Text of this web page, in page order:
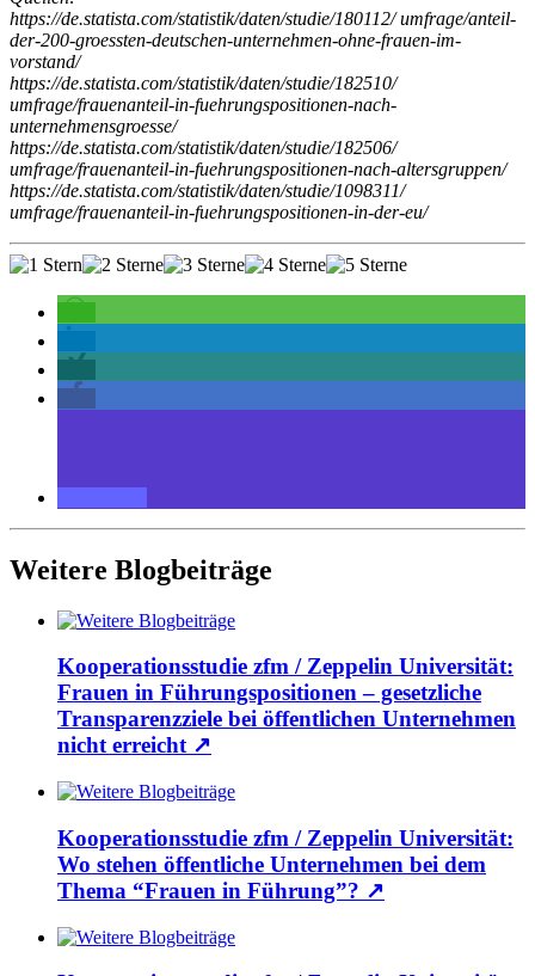
https://de.statista.com/statistik/daten/studie/180112/ umfrage/anteil-
der-200-groessten-deutschen-unternehmen-ohne-frauen-im-
vorstand/
https://de.statista.com/statistik/daten/studie/182510/
umfrage/frauenanteil-in-fuehrungspositionen-nach-
unternehmensgroesse/
https://de.statista.com/statistik/daten/studie/182506/
umfrage/frauenanteil-in-fuehrungspositionen-nach-altersgruppen/
https://de.statista.com/statistik/daten/studie/1098311/
umfrage/frauenanteil-in-fuehrungspositionen-in-der-eu/
Weitere Blogbeiträge
Kooperationsstudie zfm / Zeppelin Universität:
Frauen in Führungspositionen – gesetzliche
Transparenzziele bei öffentlichen Unternehmen
nicht erreicht ↗
Kooperationsstudie zfm / Zeppelin Universität:
Wo stehen öffentliche Unternehmen bei dem
Thema “Frauen in Führung”? ↗